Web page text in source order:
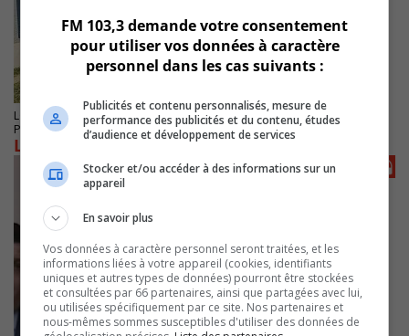
LONGUEUIL
Publié le 22 octobre 2022 à 08h00
Le CISSSME s’affiche sur la Rive-Sud
FM 103,3 demande votre consentement
pour utiliser vos données à caractère
personnel dans les cas suivants :
Publicités et contenu personnalisés, mesure de
performance des publicités et du contenu, études
d’audience et développement de services
Stocker et/ou accéder à des informations sur un
appareil
En savoir plus
Vos données à caractère personnel seront traitées, et les
informations liées à votre appareil (cookies, identifiants
uniques et autres types de données) pourront être stockées
et consultées par 66 partenaires, ainsi que partagées avec lui,
ou utilisées spécifiquement par ce site. Nos partenaires et
nous-mêmes sommes susceptibles d'utiliser des données de